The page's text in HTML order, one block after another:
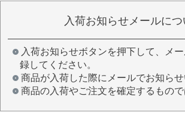
入荷お知らせメールにつ
入荷お知らせボタンを押下して、メ
録してください。
商品が入荷した際にメールでお知らせ
商品の入荷やご注文を確定するもので